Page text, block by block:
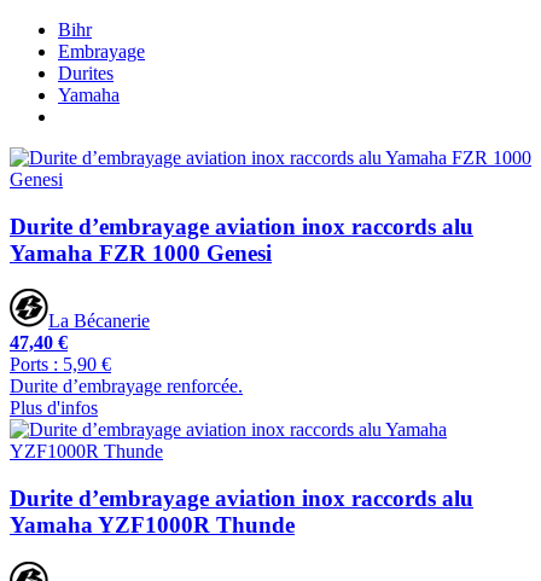
Bihr
Embrayage
Durites
Yamaha
Durite d’embrayage aviation inox raccords alu
Yamaha FZR 1000 Genesi
La Bécanerie
47,40 €
Ports : 5,90 €
Durite d’embrayage renforcée.
Plus d'infos
Durite d’embrayage aviation inox raccords alu
Yamaha YZF1000R Thunde